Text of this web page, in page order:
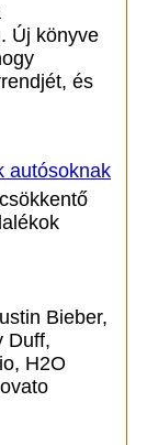
Új könyve
és
autósoknak
Bieber,
Duff,
H2O